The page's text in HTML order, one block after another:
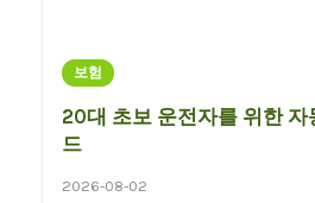
보험
20대 초보 운전자를 위한 자
드
2026-08-02